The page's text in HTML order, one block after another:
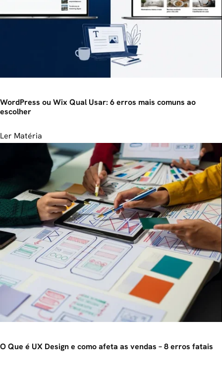
WordPress ou Wix Qual Usar: 6 erros mais comuns ao
escolher
Ler Matéria
O Que é UX Design e como afeta as vendas – 8 erros fatais